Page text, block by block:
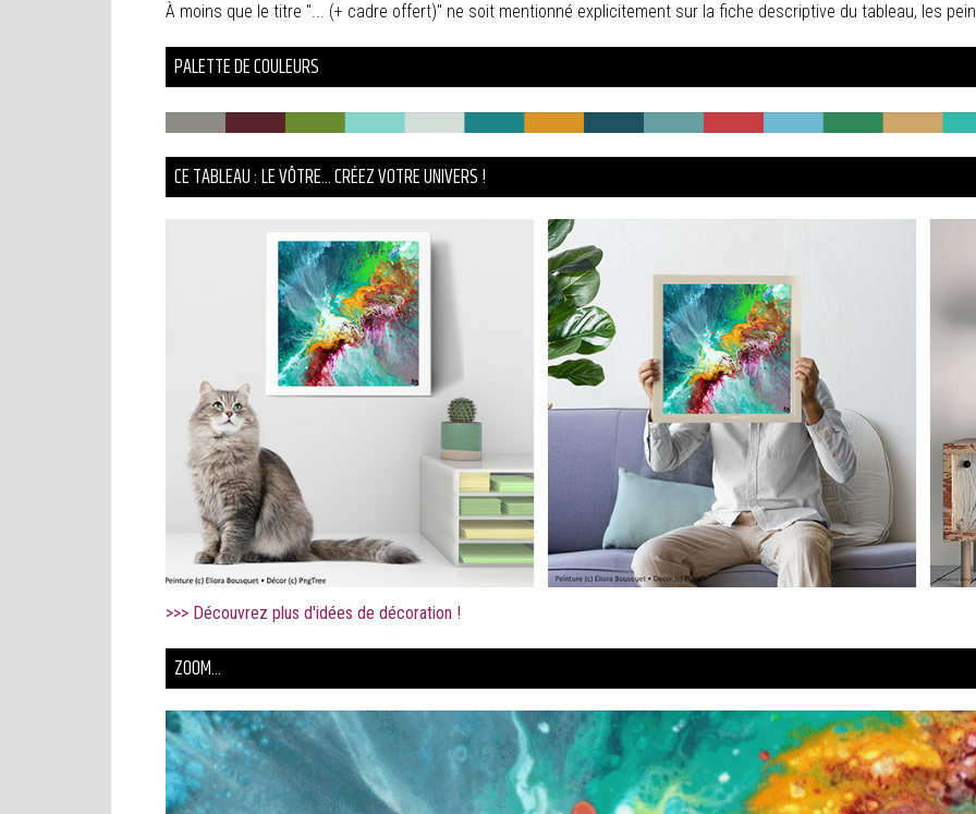
À moins que le titre "... (+ cadre offert)" ne soit mentionné explicitement sur la fiche descriptive du tableau, les
PALETTE DE COULEURS
CE TABLEAU : LE VÔTRE... CRÉEZ VOTRE UNIVERS !
>>> Découvrez plus d'idées de décoration !
ZOOM...